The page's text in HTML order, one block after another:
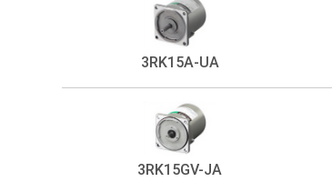
3RK15A-UA
3RK15GV-JA